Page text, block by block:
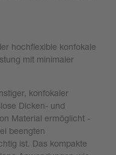
hochflexible konfokale
mit minimaler
konfokaler
Dicken- und
Material ermöglicht -
beengten
ist. Das kompakte